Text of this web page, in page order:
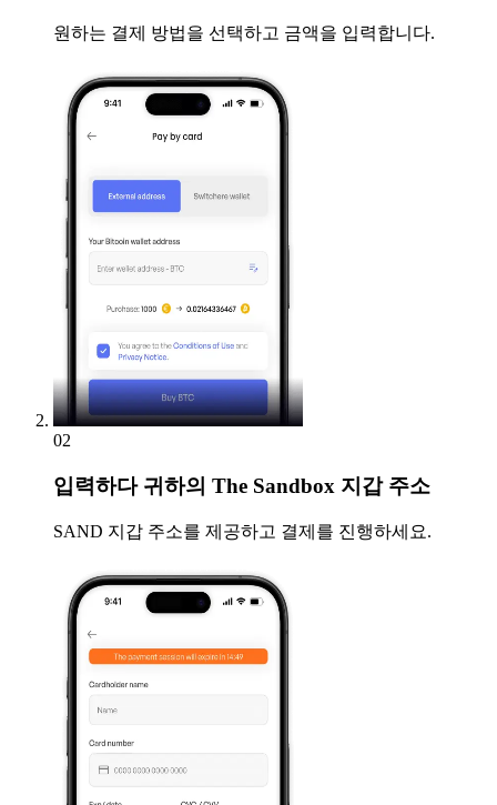
원하는 결제 방법을 선택하고 금액을 입력합니다.
02
입력하다귀하의 The Sandbox 지갑 주소
SAND 지갑 주소를 제공하고 결제를 진행하세요.